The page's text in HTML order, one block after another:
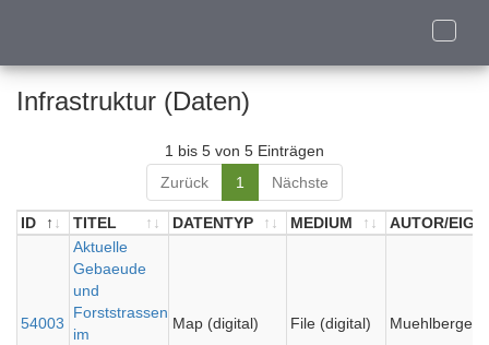
Toggle
Infrastruktur (Daten)
1 bis 5 von 5 Einträgen
Zurück
1 Nächste
ID TITEL DATENTYP MEDIUM
AUTOR/
TITEL
54003
Aktuelle
Gebaeude
und
Forststrassen
im
Map (digital) File (digital) Muehlberger